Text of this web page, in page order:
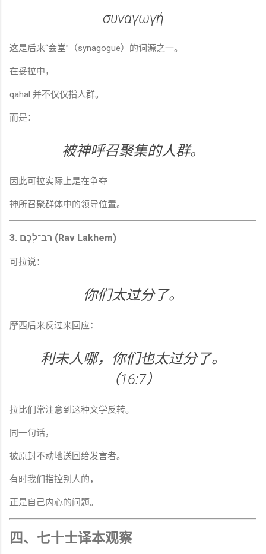
συναγωγή
这是后来“会堂”（synagogue）的词源之一。
在妥拉中，
qahal 并不仅仅指人群。
而是：
被神呼召聚集的人群。
因此可拉实际上是在争夺
神所召聚群体中的领导位置。
3. רַב־לָכֶם (Rav Lakhem)
可拉说：
你们太过分了。
摩西后来反过来回应：
利未人哪，你们也太过分了。
（16:7）
拉比们常注意到这种文学反转。
同一句话，
被原封不动地送回给发言者。
有时我们指控别人的，
正是自己内心的问题。
四、七十士译本观察